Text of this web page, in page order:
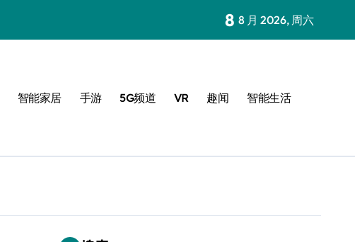
8 8 月 2026, 周六
智能家居 手游 5G频道 VR 趣闻 智能生活